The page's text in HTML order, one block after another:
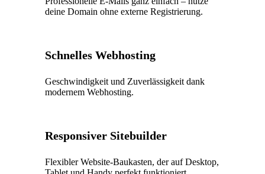
deine Domain ohne externe Registrierung.
Schnelles Webhosting
Geschwindigkeit und Zuverlässigkeit dank
modernem Webhosting.
Responsiver Sitebuilder
Flexibler Website-Baukasten, der auf Desktop,